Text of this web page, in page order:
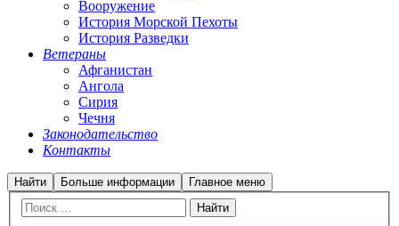
Вооружение
История Морской Пехоты
История Разведки
Ветераны
Афганистан
Ангола
Сирия
Чечня
Законодательство
Контакты
Найти Больше информации Главное меню